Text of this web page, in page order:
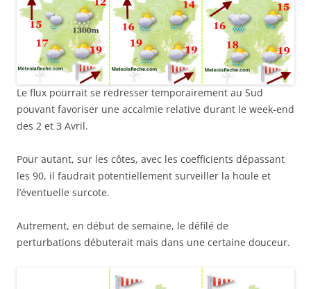
Le flux pourrait se redresser temporairement au Sud
pouvant favoriser une accalmie relative durant le week-end
des 2 et 3 Avril.
Pour autant, sur les côtes, avec les coefficients dépassant
les 90, il faudrait potentiellement surveiller la houle et
l’éventuelle surcote.
Autrement, en début de semaine, le défilé de
perturbations débuterait mais dans une certaine douceur.